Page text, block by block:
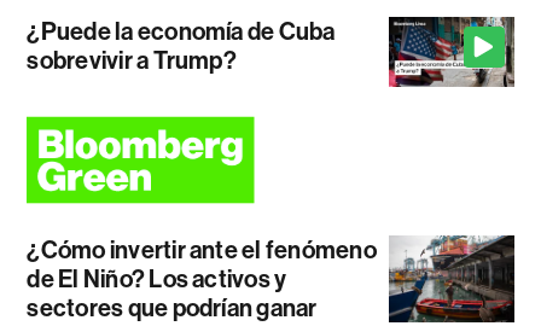
¿Puede la economía de Cuba
sobrevivir a Trump?
¿Cómo invertir ante el fenómeno
de El Niño? Los activos y
sectores que podrían ganar